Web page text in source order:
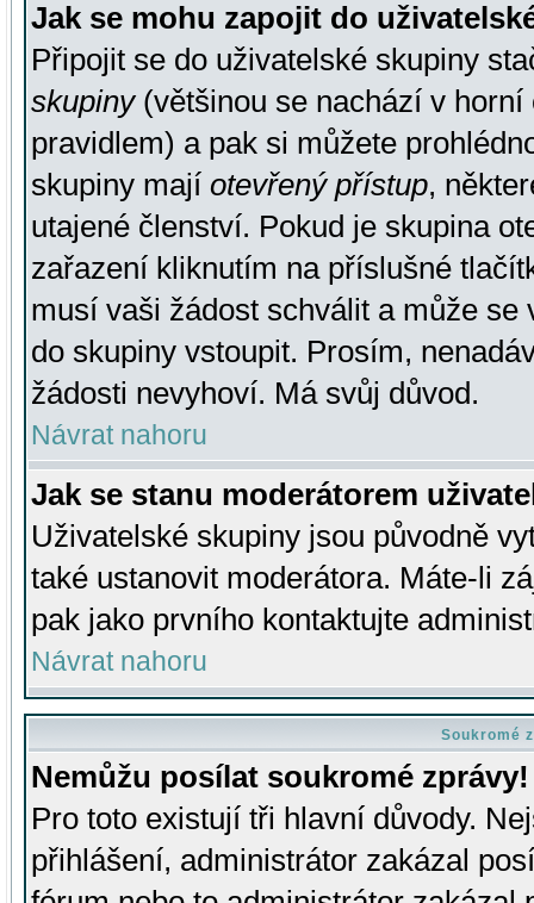
Jak se mohu zapojit do
Připojit se do uživatelské skupiny
skupiny(většinou se nachází v horní
pravidlem) a pak si můžete
skupiny mají otevřený přístup,
utajené členství. Pokud je skupina
zařazení kliknutím na příslušné
musí vaši žádost schválit a může se
do skupiny vstoupit. Prosím,
žádosti nevyhoví. Má svůj důvod.
Návrat nahoru
Jak se stanu moderátorem
Uživatelské skupiny jsou původně
také ustanovit moderátora. Máte-li
pak jako prvního kontaktujte
Návrat nahoru
Soukromé
Nemůžu posílat soukromé zprávy!
Pro toto existují tři hlavní důvody.
přihlášení, administrátor zakázal